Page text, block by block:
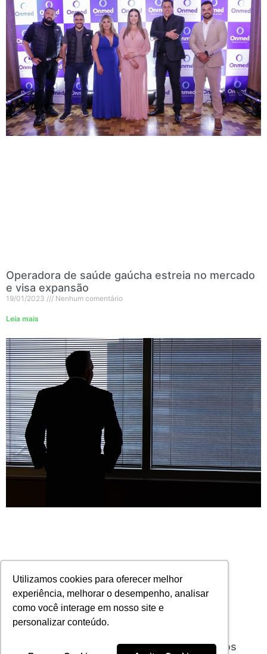
Utilizamos cookies para oferecer melhor
experiência, melhorar o desempenho, analisar
como você interage em nosso site e
personalizar conteúdo.
Operadora de saúde gaúcha estreia no mercado
e visa expansão
19/01/2023 Nenhum comentário
Leia mais
ENS anuncia a chegada de novos executivos